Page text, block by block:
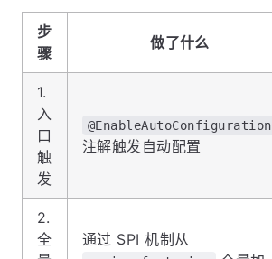
步
骤
做了什么
1.
入
口
触
发
@EnableAutoConfiguration
注解触发自动配置
2.
全
通过 SPI 机制从